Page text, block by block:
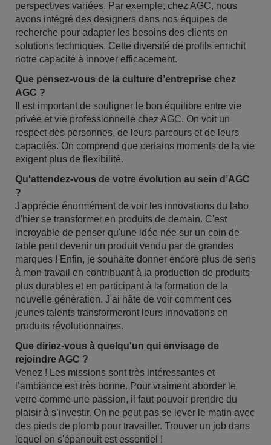
perspectives variées. Par exemple, chez AGC, nous
avons intégré des designers dans nos équipes de
recherche pour adapter les besoins des clients en
solutions techniques. Cette diversité de profils enrichit
notre capacité à innover efficacement.
Que pensez-vous de la culture d’entreprise chez
AGC ?
Il est important de souligner le bon équilibre entre vie
privée et vie professionnelle chez AGC. On voit un
respect des personnes, de leurs parcours et de leurs
capacités. On comprend que certains moments de la vie
exigent plus de flexibilité.
Qu'attendez-vous de votre évolution au sein d’AGC
?
J'apprécie énormément de voir les innovations du labo
d'hier se transformer en produits de demain. C'est
incroyable de penser qu'une idée née sur un coin de
table peut devenir un produit vendu par de grandes
marques ! Enfin, je souhaite donner encore plus de sens
à mon travail en contribuant à la production de produits
plus durables et en participant à la formation de la
nouvelle génération. J'ai hâte de voir comment ces
jeunes talents transformeront leurs innovations en
produits révolutionnaires.
Que diriez-vous à quelqu'un qui envisage de
rejoindre AGC ?
Venez ! Les missions sont très intéressantes et
l’ambiance est très bonne. Pour vraiment aborder le
verre comme une passion, il faut pouvoir prendre du
plaisir à s’investir. On ne peut pas se lever le matin avec
des pieds de plomb pour travailler. Trouver un job dans
lequel on s'épanouit est essentiel !